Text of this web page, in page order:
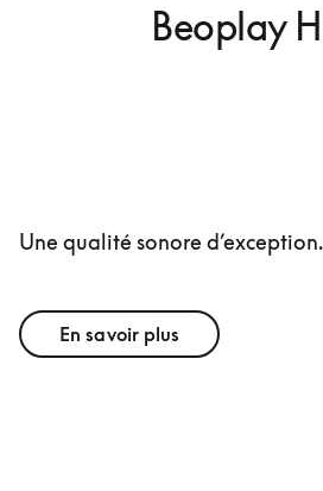
Beoplay
Une qualité sonore
En savoir plus